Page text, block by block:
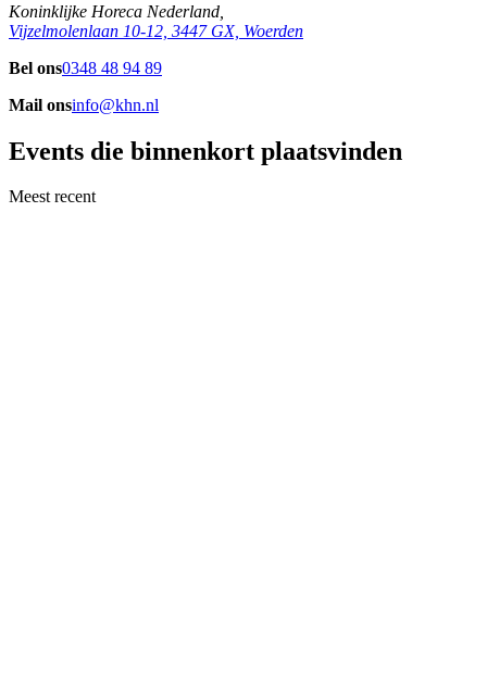
Koninklijke Horeca Nederland,
Vijzelmolenlaan 10-12, 3447 GX, Woerden
Bel ons0348 48 94 89
Mail onsinfo@khn.nl
Events die binnenkort plaatsvinden
Meest recent